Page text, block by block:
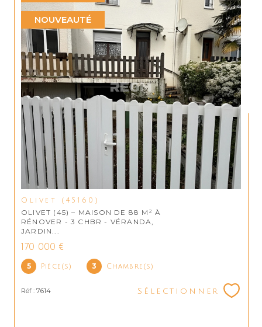
NOUVEAUTÉ
Olivet (45160)
OLIVET (45) – MAISON DE 88 M² À
RÉNOVER - 3 CHBR - VÉRANDA,
JARDIN...
170 000 €
5 Pièce(s) 3 Chambre(s)
Réf : 7614 Sélectionner